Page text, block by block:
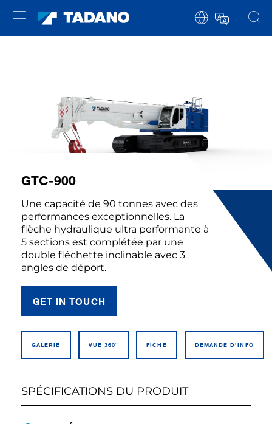
GTC-900
Une capacité de 90 tonnes avec des
performances exceptionnelles. La
flèche hydraulique ultra performante à
5 sections est complétée par une
double fléchette inclinable avec 3
angles de déport.
GET IN TOUCH
GALERIE VUE 360° FICHE DEMANDE D’INFO
SPÉCIFICATIONS DU PRODUIT